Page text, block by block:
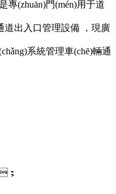
是專(zhuān)門(mén)用于道
出入口管理設備 ，現廣
(chǎng)系統管理車(chē)輛通
；